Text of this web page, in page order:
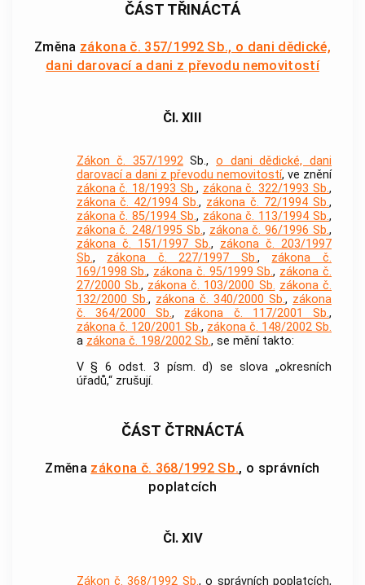
ČÁST TŘINÁCTÁ
Změna zákona č. 357/1992 Sb., o dani dědické,
dani darovací a dani z převodu nemovitostí
Čl. XIII
Zákon č. 357/1992Sb.,o dani dědické, dani
darovací a dani z převodu nemovitostí, ve znění
zákona č. 18/1993 Sb., zákona č. 322/1993 Sb.,
zákona č. 42/1994 Sb., zákona č. 72/1994 Sb.,
zákona č. 85/1994 Sb., zákona č. 113/1994 Sb.,
zákona č. 248/1995 Sb., zákona č. 96/1996 Sb.,
zákona č. 151/1997 Sb., zákona č. 203/1997
Sb., zákona č. 227/1997 Sb., zákona č.
169/1998 Sb., zákona č. 95/1999 Sb., zákona č.
27/2000 Sb., zákona č. 103/2000 Sb. zákona č.
132/2000 Sb., zákona č. 340/2000 Sb., zákona
č. 364/2000 Sb., zákona č. 117/2001 Sb.,
zákona č. 120/2001 Sb., zákona č. 148/2002 Sb.
a zákona č. 198/2002 Sb., se mění takto:
V § 6 odst. 3 písm. d) se slova „okresních
úřadů,“ zrušují.
ČÁST ČTRNÁCTÁ
Změna zákona č. 368/1992 Sb., o správních
poplatcích
Čl. XIV
Zákon č. 368/1992 Sb., o správních poplatcích,